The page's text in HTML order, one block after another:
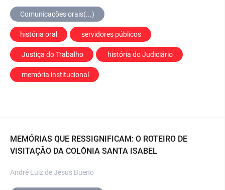
Comunicações orais(...)
história oral servidores públicos
Justiça do Trabalho história do Judiciário
memória institucional
MEMÓRIAS QUE RESSIGNIFICAM: O ROTEIRO DE
VISITAÇÃO DA COLÔNIA SANTA ISABEL
André Luiz de Jesus Bueno